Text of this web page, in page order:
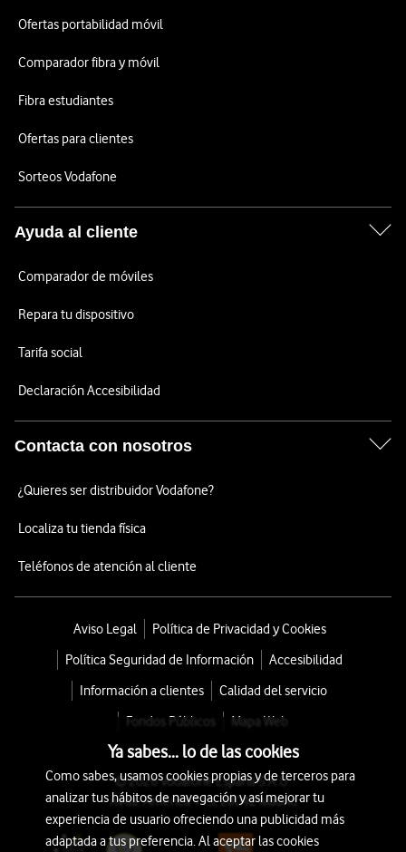
Ofertas portabilidad móvil
Comparador fibra y móvil
Fibra estudiantes
Ofertas para clientes
Sorteos Vodafone
Ayuda al cliente
Comparador de móviles
Repara tu dispositivo
Tarifa social
Declaración Accesibilidad
Contacta con nosotros
¿Quieres ser distribuidor Vodafone?
Localiza tu tienda física
Teléfonos de atención al cliente
Aviso Legal
Política de Privacidad y Cookies
Política Seguridad de Información
Accesibilidad
Información a clientes
Calidad del servicio
Fondos Públicos
Mapa Web
© 2026 Vodafone España S.A.U.
Avda. América 115, 28042 Madrid
Ya sabes... lo de las cookies
Como sabes, usamos cookies propias y de terceros para
analizar tus hábitos de navegación y así mejorar tu
experiencia de usuario ofreciendo una publicidad más
adaptada a tus preferencia. Al aceptar las cookies